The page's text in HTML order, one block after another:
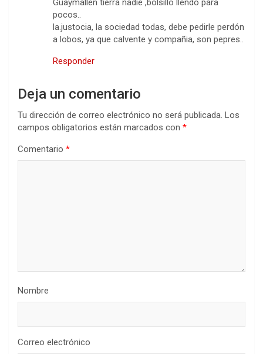
Guaymallen tierra nadie ,bolsillo llendo para
pocos..
la.justocia, la sociedad todas, debe pedirle perdón
a lobos, ya que calvente y compañia, son pepres..
Responder
Deja un comentario
Tu dirección de correo electrónico no será publicada. Los
campos obligatorios están marcados con *
Comentario *
Nombre
Correo electrónico